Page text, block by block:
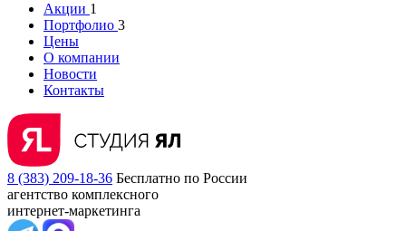
Акции 1
Портфолио 3
Цены
О компании
Новости
Контакты
8 (383) 209-18-36 Бесплатно по России
агентство комплексного
интернет-маркетинга